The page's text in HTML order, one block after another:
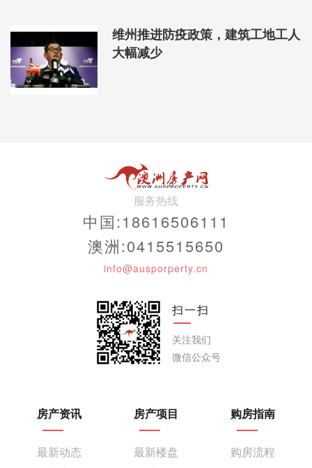
维州推进防疫政策，建筑工地工人
大幅减少
服务热线
中国:18616506111
澳洲:0415515650
info@ausporperty.cn
扫一扫
关注我们
微信公众号
房产资讯
最新动态
房产项目
最新楼盘
购房指南
购房流程